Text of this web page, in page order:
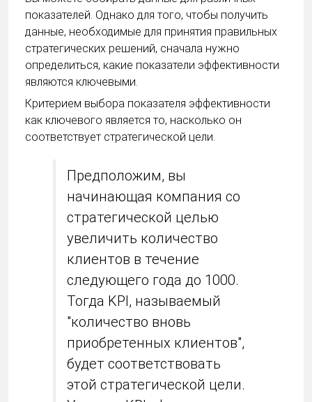
показателей. Однако для того, чтобы получить
данные, необходимые для принятия правильных
стратегических решений, сначала нужно
определиться, какие показатели эффективности
являются ключевыми.
Критерием выбора показателя эффективности
как ключевого является то, насколько он
соответствует стратегической цели.
Предположим, вы
начинающая компания со
стратегической целью
увеличить количество
клиентов в течение
следующего года до 1000.
Тогда KPI, называемый
"количество вновь
приобретенных клиентов",
будет соответствовать
этой стратегической цели.